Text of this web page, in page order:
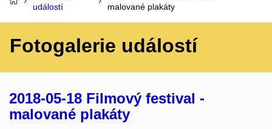
událostí
malované plakáty
Fotogalerie událostí
2018-05-18 Filmový festival -
malované plakáty